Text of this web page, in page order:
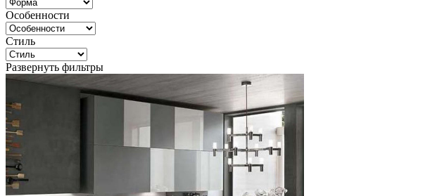
Особенности
Стиль
Развернуть фильтры